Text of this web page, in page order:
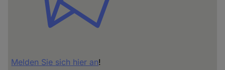
Melden Sie sich hier an!